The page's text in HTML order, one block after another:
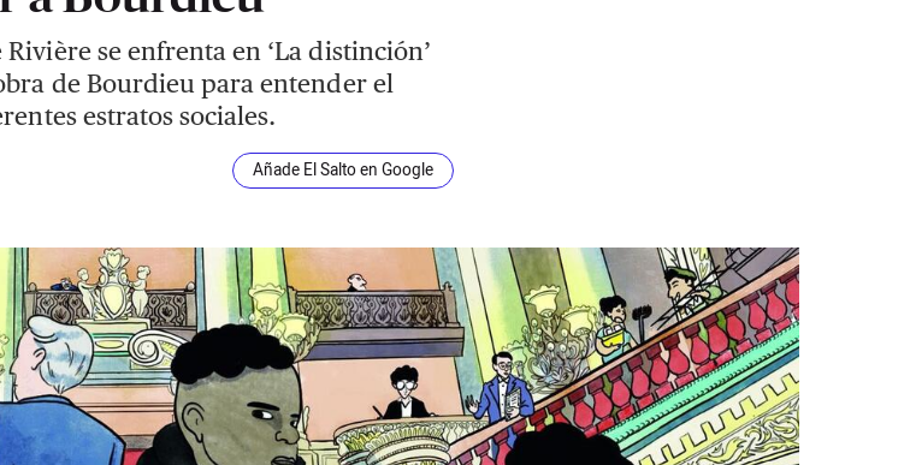
se enfrenta en ‘La distinción’
de Bourdieu para entender el
estratos sociales.
Añade El Salto en Google